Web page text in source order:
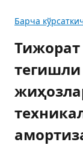
Барча
Тижорат